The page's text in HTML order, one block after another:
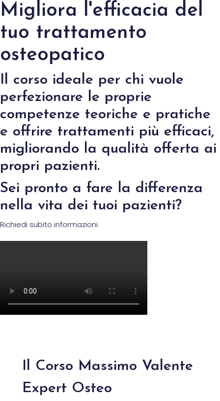
Migliora l'efficacia del
tuo trattamento
osteopatico
Il corso ideale per chi vuole
perfezionare le proprie
competenze teoriche e pratiche
e offrire trattamenti più efficaci,
migliorando la qualità offerta ai
propri pazienti.
Sei pronto a fare la differenza
nella vita dei tuoi pazienti?
Richiedi subito informazioni
Il Corso Massimo Valente
Expert Osteo